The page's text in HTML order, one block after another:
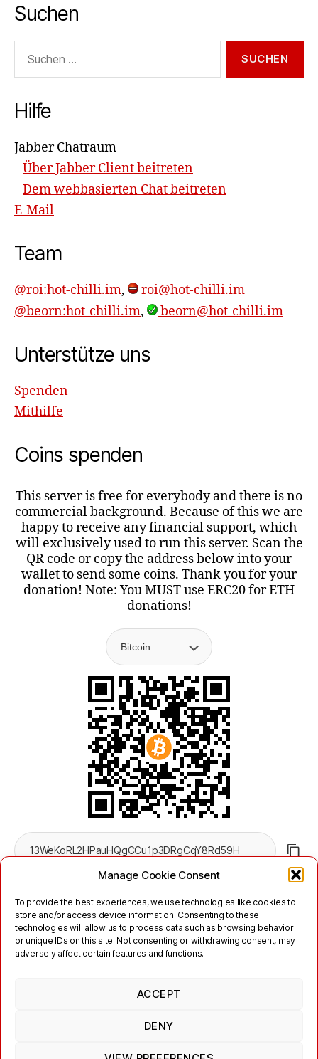
Manage Cookie Consent
To provide the best experiences, we use technologies like cookies to
store and/or access device information. Consenting to these
technologies will allow us to process data such as browsing behavior
or unique IDs on this site. Not consenting or withdrawing consent, may
adversely affect certain features and functions.
ACCEPT
DENY
Suchen
nach:
Hilfe
Jabber Chatraum
Über Jabber Client beitreten
Dem webbasierten Chat beitreten
E-Mail
Team
@roi:hot-chilli.im,
roi@hot-chilli.im
@beorn:hot-chilli.im, beorn@hot-chilli.im
Unterstütze uns
Spenden
Mithilfe
Coins spenden
This server is free for everybody and there is no
commercial background. Because of this we are
happy to receive any financial support, which
will exclusively used to run this server. Scan the
QR code or copy the address below into your
wallet to send some coins. Thank you for your
donation! Note: You MUST use ERC20 for ETH
donations!
Impressum
Cookie-Richtlinie (EU)